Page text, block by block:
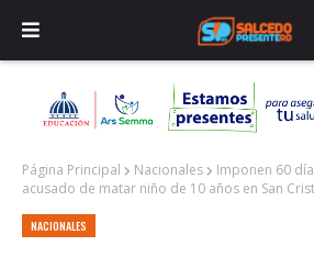
Página Principal Nacionales
Imponen 60
acusado de matar niño de 10 años en San
NACIONALES